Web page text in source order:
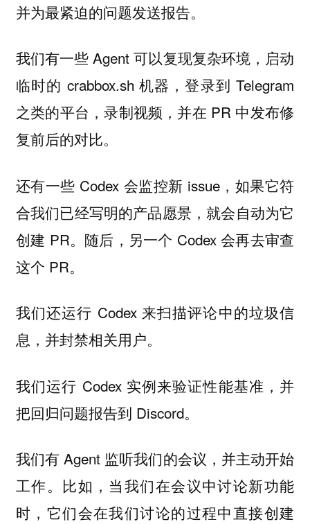
并为最紧迫的问题发送报告。
我们有一些 Agent 可以复现复杂环境，启动
临时的 crabbox.sh 机器，登录到 Telegram
之类的平台，录制视频，并在 PR 中发布修
复前后的对比。
还有一些 Codex 会监控新 issue，如果它符
合我们已经写明的产品愿景，就会自动为它
创建 PR。随后，另一个 Codex 会再去审查
这个 PR。
我们还运行 Codex 来扫描评论中的垃圾信
息，并封禁相关用户。
我们运行 Codex 实例来验证性能基准，并
把回归问题报告到 Discord。
我们有 Agent 监听我们的会议，并主动开始
工作。比如，当我们在会议中讨论新功能
时，它们会在我们讨论的过程中直接创建